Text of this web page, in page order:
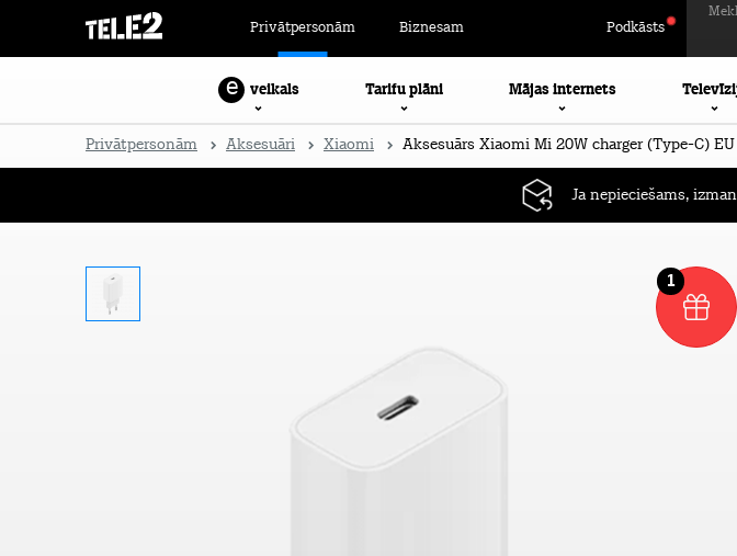
Privātpersonām Biznesam Podkāsts
e veikals Tarifu plāni Mājas internets
Privātpersonām Aksesuāri Xiaomi Aksesuārs Xiaomi Mi 20W charger (Type-C) EU
Ja nepieciešams,
1